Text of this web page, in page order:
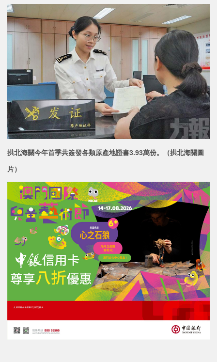
拱北海關今年首季共簽發各類原產地證書3.93萬份。（拱北海關圖
片）